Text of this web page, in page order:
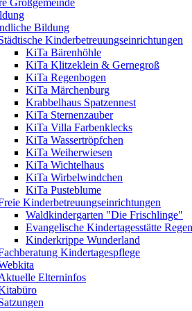
Großgemeinde
Bildung
Kinderbetreuungseinrichtungen
KiTa Bärenhöhle
KiTa Klitzeklein & Gernegroß
KiTa Regenbogen
KiTa Märchenburg
Krabbelhaus Spatzennest
KiTa Sternenzauber
KiTa Villa Farbenklecks
KiTa Wassertröpfchen
KiTa Weiherwiesen
KiTa Wichtelhaus
KiTa Wirbelwindchen
KiTa Pusteblume
Kinderbetreuungseinrichtungen
Waldkindergarten "Die Frischlinge"
Evangelische Kindertagesstätte
Kinderkrippe Wunderland
Kindertagespflege
Elterninfos